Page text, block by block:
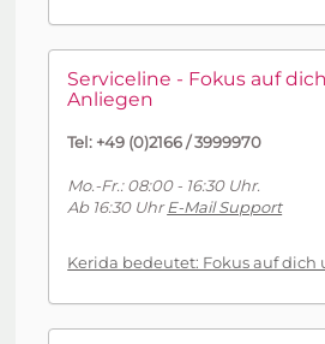
Serviceline - Fokus auf
Anliegen
Tel: +49 (0)2166 / 3999970
Mo.-Fr.: 08:00 - 16:30 Uhr.
Ab 16:30 UhrE-Mail Support
Kerida bedeutet: Fokus auf